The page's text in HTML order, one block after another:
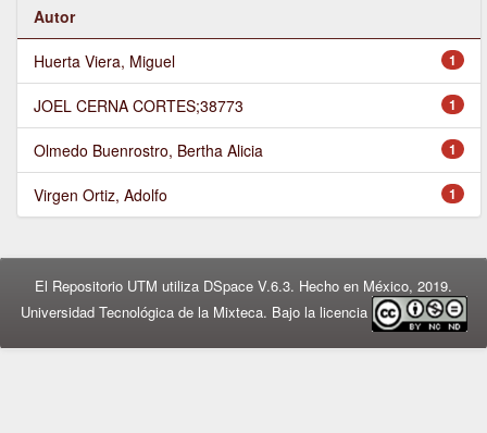
Autor
1
Huerta Viera, Miguel
1
JOEL CERNA CORTES;38773
1
Olmedo Buenrostro, Bertha Alicia
1
Virgen Ortiz, Adolfo
El Repositorio UTM utiliza DSpace V.6.3. Hecho en México, 2019.
Universidad Tecnológica de la Mixteca. Bajo la licencia